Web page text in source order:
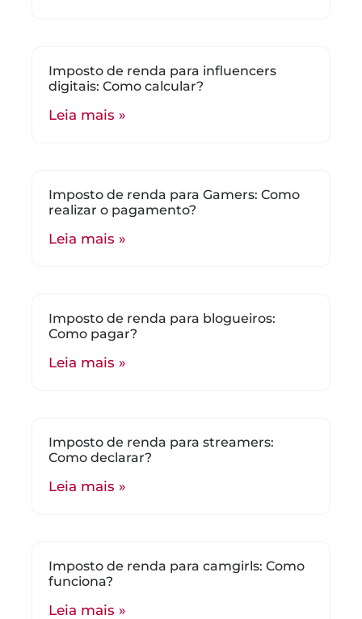
Imposto de renda para influencers
digitais: Como calcular?
Leia mais »
Imposto de renda para Gamers: Como
realizar o pagamento?
Leia mais »
Imposto de renda para blogueiros:
Como pagar?
Leia mais »
Imposto de renda para streamers:
Como declarar?
Leia mais »
Imposto de renda para camgirls: Como
funciona?
Leia mais »